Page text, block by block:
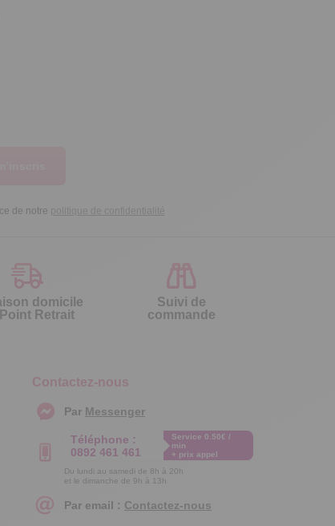
de notre politique de confidentialité
domicile
Retrait
Suivi de
commande
Contactez-nous
Par Messenger
Téléphone :
0892 461 461
Service 0.50€ /
min
+ prix appel
Du lundi au samedi de 8h à 20h
et le dimanche de 9h à 13h
Par email : Contactez-nous